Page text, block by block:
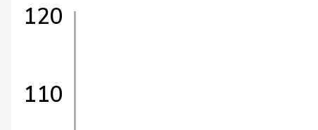
110
120